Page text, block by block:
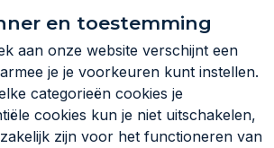
en toestemming
aan onze website verschijnt een
je je voorkeuren kunt instellen.
categorieën cookies je
cookies kun je niet uitschakelen,
zijn voor het functioneren van